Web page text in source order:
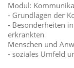
Modul:
- Grundlagen der
- Besonderheiten
erkrankten
Menschen und
- soziales Umfeld